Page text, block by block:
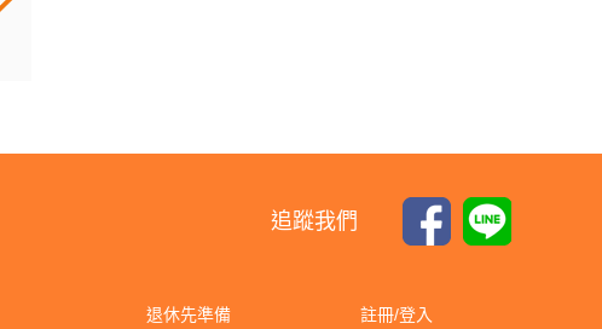
追蹤我們
退休先準備 註冊/登入